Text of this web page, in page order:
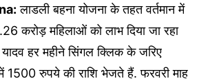
लाडली बहना योजना के तहत वर्तमान में
करोड़ महिलाओं को लाभ दिया जा रहा
हर महीने सिंगल क्लिक के जरिए
1500 रुपये की राशि भेजते हैं. फरवरी माह